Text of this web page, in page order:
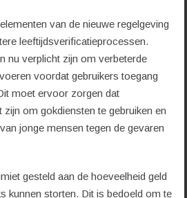
van de nieuwe regelgeving
leeftijdsverificatieprocessen.
nu verplicht zijn om verbeterde
voordat gebruikers toegang
moet ervoor zorgen dat
zijn om gokdiensten te gebruiken en
jonge mensen tegen de gevaren
gesteld aan de hoeveelheid geld
kunnen storten. Dit is bedoeld om te